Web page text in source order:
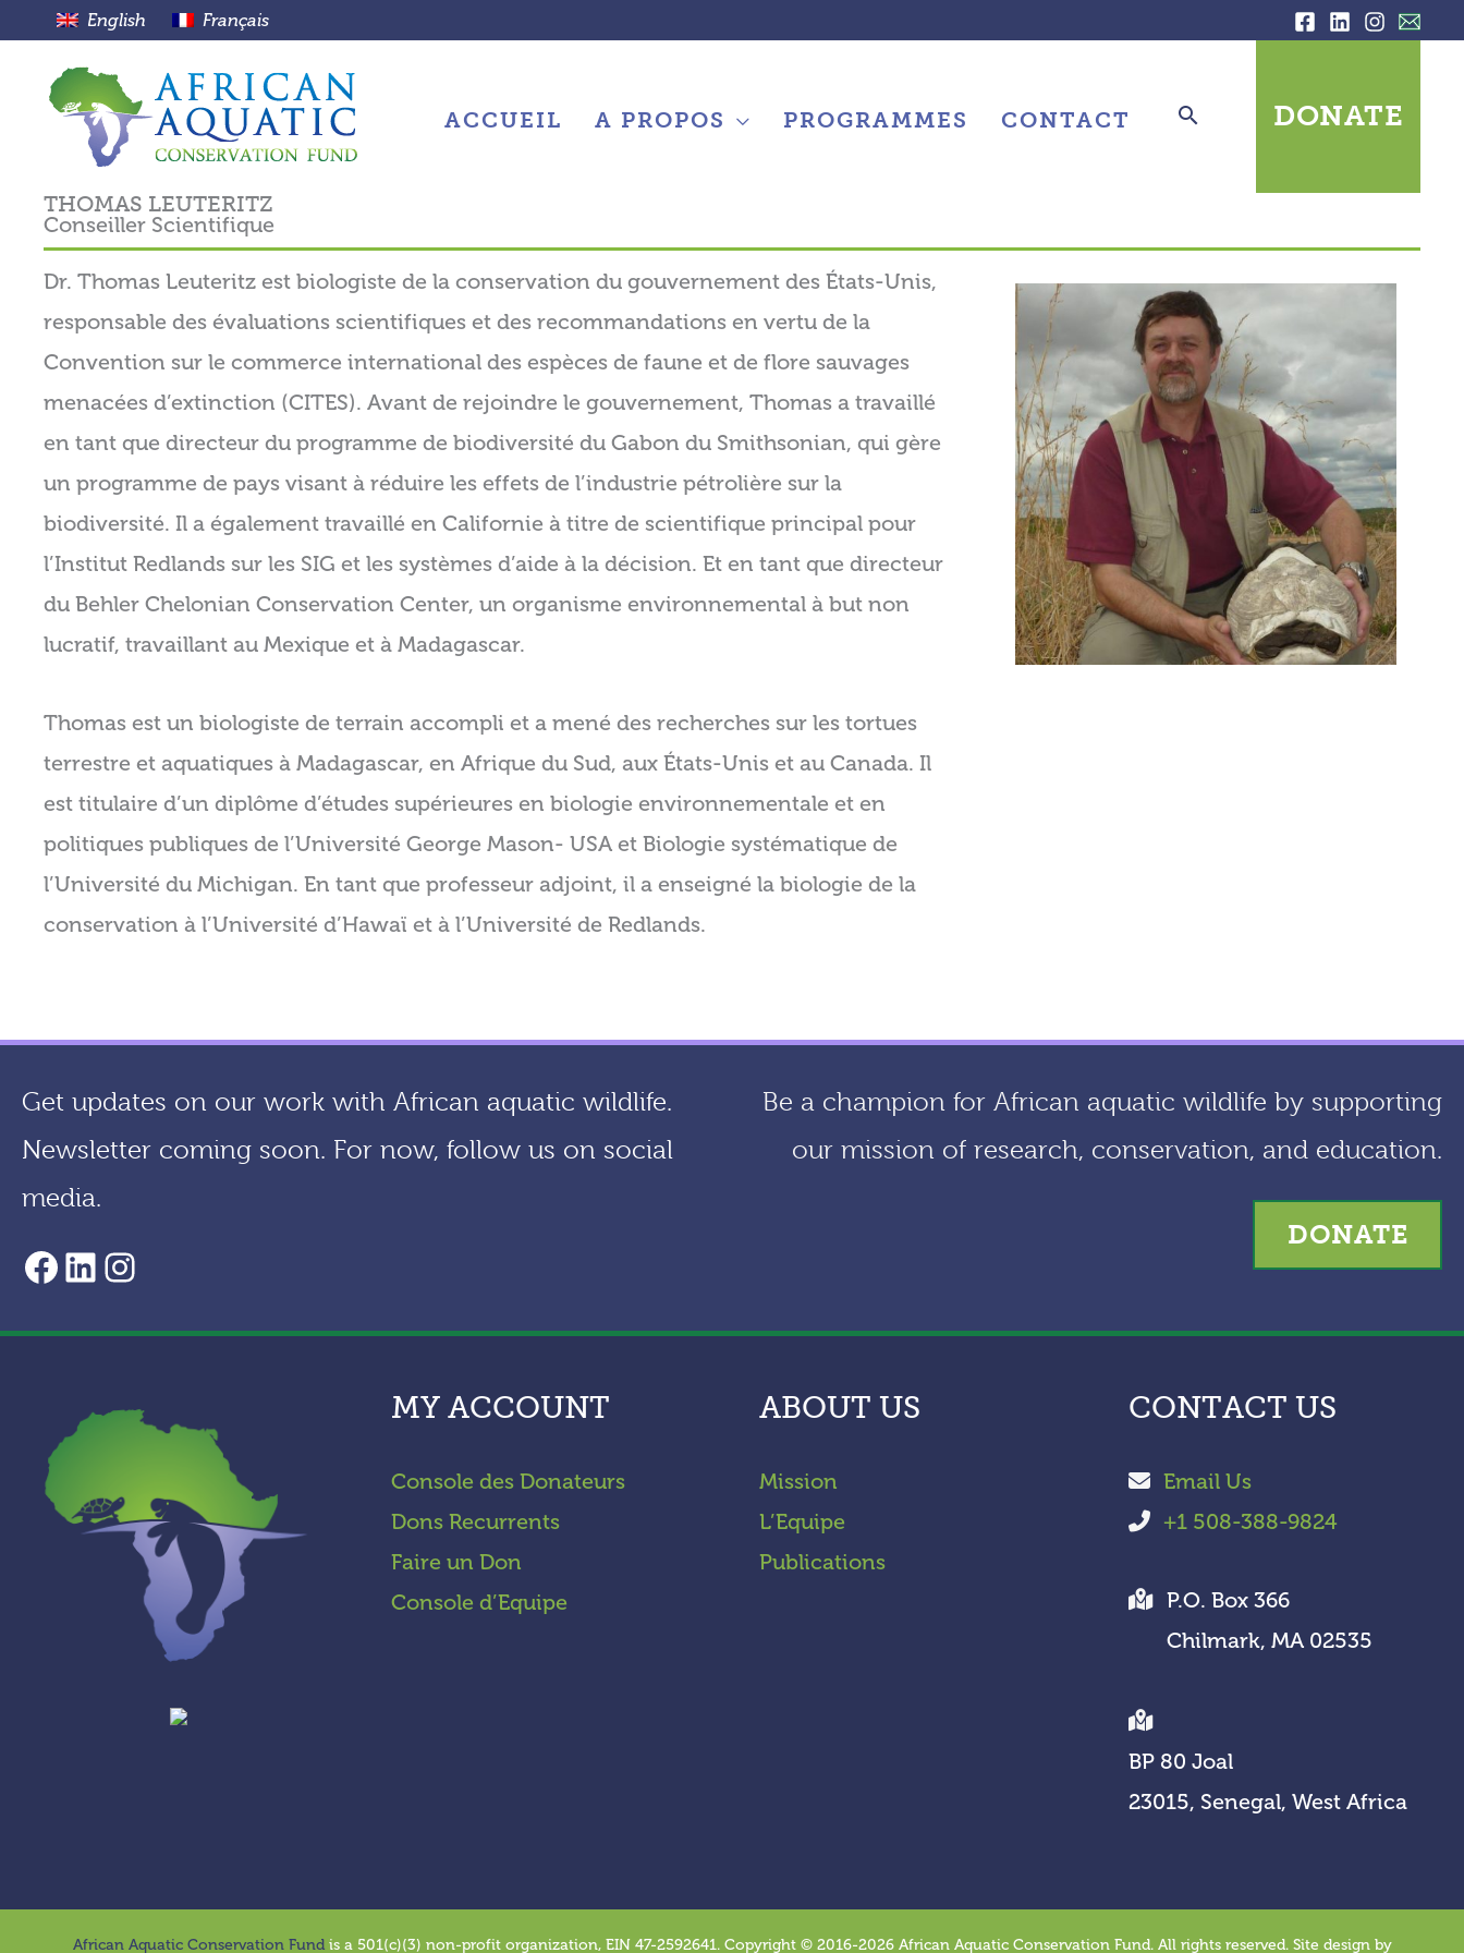
contenu
English Français
ACCUEIL A PROPOS PROGRAMMES CONTACT DONATE
THOMAS LEUTERITZ
Conseiller Scientifique
Dr. Thomas Leuteritz est biologiste de la conservation du gouvernement des États-Unis,
responsable des évaluations scientifiques et des recommandations en vertu de la
Convention sur le commerce international des espèces de faune et de flore sauvages
menacées d’extinction (CITES). Avant de rejoindre le gouvernement, Thomas a travaillé
en tant que directeur du programme de biodiversité du Gabon du Smithsonian, qui gère
un programme de pays visant à réduire les effets de l’industrie pétrolière sur la
biodiversité. Il a également travaillé en Californie à titre de scientifique principal pour
l’Institut Redlands sur les SIG et les systèmes d’aide à la décision. Et en tant que directeur
du Behler Chelonian Conservation Center, un organisme environnemental à but non
lucratif, travaillant au Mexique et à Madagascar.
Thomas est un biologiste de terrain accompli et a mené des recherches sur les tortues
terrestre et aquatiques à Madagascar, en Afrique du Sud, aux États-Unis et au Canada. Il
est titulaire d’un diplôme d’études supérieures en biologie environnementale et en
politiques publiques de l’Université George Mason- USA et Biologie systématique de
l’Université du Michigan. En tant que professeur adjoint, il a enseigné la biologie de la
conservation à l’Université d’Hawaï et à l’Université de Redlands.
Get updates on our work with African aquatic wildlife.
Newsletter coming soon. For now, follow us on social
media.
AACF Facebook PageLinkedIn
Instagram
Be a champion for African aquatic wildlife by supporting
our mission of research, conservation, and education.
DONATE
MY ACCOUNT
Console des Donateurs
Dons Recurrents
Faire un Don
Console d’Equipe
ABOUT US
Mission
L’Equipe
Publications
CONTACT US
Email Us
+1 508-388-9824
P.O. Box 366
Chilmark, MA 02535
BP 80 Joal
23015, Senegal, West Africa
African Aquatic Conservation Fundis a 501(c)(3) non-profit organization, EIN 47-2592641. Copyright © 2016-2026 African Aquatic Conservation Fund. All rights reserved. Site design by